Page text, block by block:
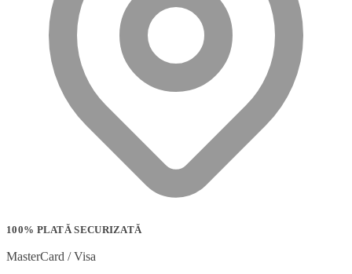
100% PLATĂ SECURIZATĂ
MasterCard / Visa